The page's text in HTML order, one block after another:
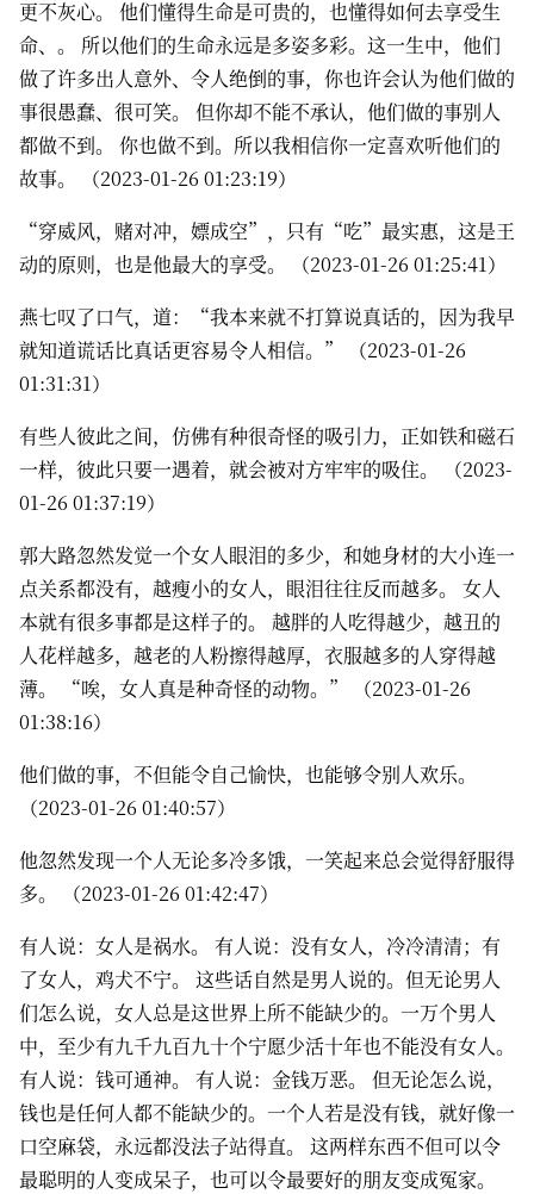
更不灰心。 他们懂得生命是可贵的，也懂得如何去享受生
命、。 所以他们的生命永远是多姿多彩。这一生中，他们
做了许多出人意外、令人绝倒的事，你也许会认为他们做的
事很愚蠢、很可笑。 但你却不能不承认，他们做的事别人
都做不到。 你也做不到。所以我相信你一定喜欢听他们的
故事。 （2023-01-26 01:23:19）
“穿威风，赌对冲，嫖成空”，只有“吃”最实惠，这是王
动的原则，也是他最大的享受。 （2023-01-26 01:25:41）
燕七叹了口气，道：“我本来就不打算说真话的，因为我早
就知道谎话比真话更容易令人相信。” （2023-01-26
01:31:31）
有些人彼此之间，仿佛有种很奇怪的吸引力，正如铁和磁石
一样，彼此只要一遇着，就会被对方牢牢的吸住。 （2023-
01-26 01:37:19）
郭大路忽然发觉一个女人眼泪的多少，和她身材的大小连一
点关系都没有，越瘦小的女人，眼泪往往反而越多。 女人
本就有很多事都是这样子的。 越胖的人吃得越少，越丑的
人花样越多，越老的人粉擦得越厚，衣服越多的人穿得越
薄。 “唉，女人真是种奇怪的动物。” （2023-01-26
01:38:16）
他们做的事，不但能令自己愉快，也能够令别人欢乐。
（2023-01-26 01:40:57）
他忽然发现一个人无论多冷多饿，一笑起来总会觉得舒服得
多。 （2023-01-26 01:42:47）
有人说：女人是祸水。 有人说：没有女人，冷冷清清；有
了女人，鸡犬不宁。 这些话自然是男人说的。但无论男人
们怎么说，女人总是这世界上所不能缺少的。一万个男人
中，至少有九千九百九十个宁愿少活十年也不能没有女人。
有人说：钱可通神。 有人说：金钱万恶。 但无论怎么说，
钱也是任何人都不能缺少的。一个人若是没有钱，就好像一
口空麻袋，永远都没法子站得直。 这两样东西不但可以令
最聪明的人变成呆子，也可以令最要好的朋友变成冤家。